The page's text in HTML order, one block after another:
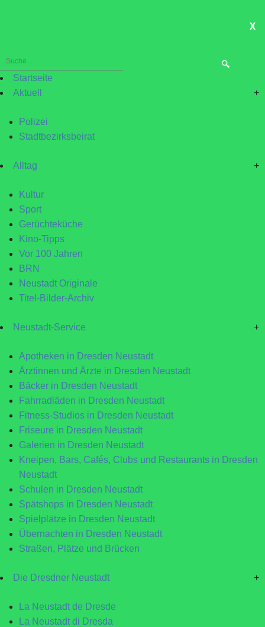
X
Suche
nach:Startseite
Aktuell
+
Polizei
Stadtbezirksbeirat
Alltag +
Kultur
Sport
Gerüchteküche
Kino-Tipps
Vor 100 Jahren
BRN
Neustadt Originale
Titel-Bilder-Archiv
Neustadt-Service +
Apotheken in Dresden Neustadt
Ärztinnen und Ärzte in Dresden Neustadt
Bäcker in Dresden Neustadt
Fahrradläden in Dresden Neustadt
Fitness-Studios in Dresden Neustadt
Friseure in Dresden Neustadt
Galerien in Dresden Neustadt
Kneipen, Bars, Cafés, Clubs und Restaurants in Dresden
Neustadt
Schulen in Dresden Neustadt
Spätshops in Dresden Neustadt
Spielplätze in Dresden Neustadt
Übernachten in Dresden Neustadt
Straßen, Plätze und Brücken
Die Dresdner Neustadt +
La Neustadt de Dresde
La Neustadt di Dresda